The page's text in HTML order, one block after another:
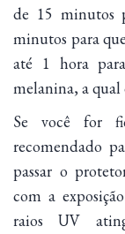
de 15 minutos
minutos para
até 1 hora
melanina, a qual
Se você for
recomendado
passar o
com a
raios UV